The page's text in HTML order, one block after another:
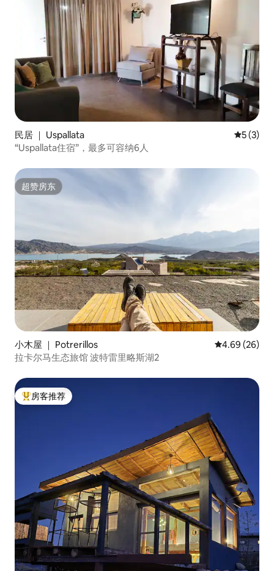
民居 ｜ Uspallata 平均评分
5 (3)
“Uspallata住宿”，最多可容纳6人
超赞房东
超赞房东
小木屋 ｜ Potrerillos 平均评分 4.69
4.69 (26)
拉卡尔马生态旅馆 波特雷里略斯湖2
热门「房客推荐」
房客推荐